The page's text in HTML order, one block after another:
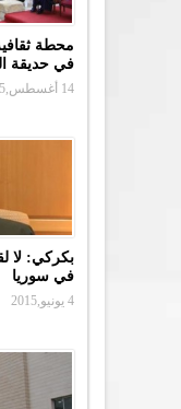
محطة
في حديقة
14 أغسطس,2015
بكركي: لا
في سوريا
4 يونيو,2015